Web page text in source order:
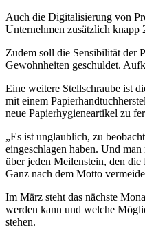
Auch die Digitalisierung von
Unternehmen zusätzlich knapp
Zudem soll die Sensibilität der
Gewohnheiten geschuldet.
Eine weitere Stellschraube ist
mit einem
neue Papierhygieneartikel zu
„Es ist unglaublich, zu
eingeschlagen haben. Und
über jeden Meilenstein, den
Ganz nach dem Motto
Im März steht das nächste
werden kann und welche
stehen.